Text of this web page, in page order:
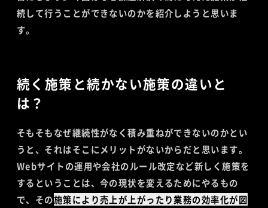
続して行うことができないのかを紹介しようと思いま
す。
続く施策と続かない施策の違いと
は？
そもそもなぜ継続性がなく積み重ねができないのかとい
うと、それはそこにメリットがないからだと思います。
Webサイトの運用や会社のルール改定など新しく施策を
するということは、今の現状を変えるためにやるもの
で、その施策により売上が上がったり業務の効率化が図